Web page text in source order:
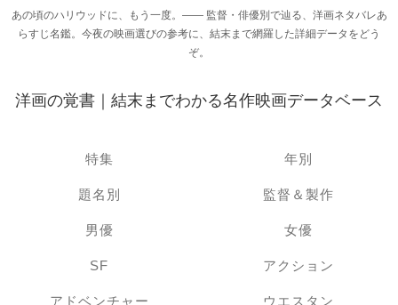
あの頃のハリウッドに、もう一度。―― 監督・俳優別で辿る、洋画ネタバレあ
らすじ名鑑。今夜の映画選びの参考に、結末まで網羅した詳細データをどう
ぞ。
洋画の覚書｜結末までわかる名作映画データベース
特集 年別
題名別 監督＆製作
男優 女優
SF アクション
アドベンチャー ウエスタン